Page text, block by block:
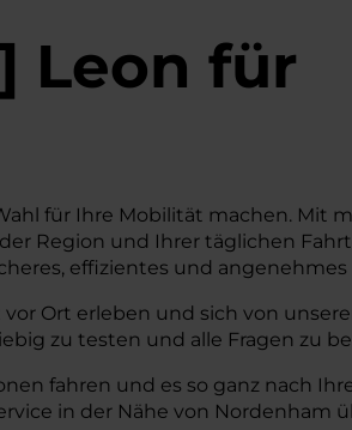
] Leon für
für Ihre Mobilität machen. Mit
Region und Ihrer täglichen
effizientes und angenehmes
Ort erleben und sich von
zu testen und alle Fragen zu
fahren und es so ganz nach
in der Nähe von Nordenham